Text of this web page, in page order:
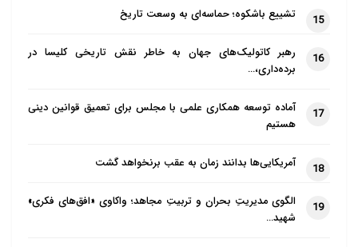
15 تشییع باشکوه؛ حماسه‌ای به وسعت تاریخ
16
رهبر کاتولیک‌های جهان به خاطر نقش تاریخی کلیسا در
برده‌داری،…
17
آماده توسعه همکاری علمی با مجلس برای تعمیق قوانین دینی
هستیم
18 آمریکایی‌ها بدانند زمان به عقب برنخواهد گشت
19
الگوی مدیریتِ بحران و تربیتِ مجاهد؛ واکاوی «افق‌های فکری»
شهید…